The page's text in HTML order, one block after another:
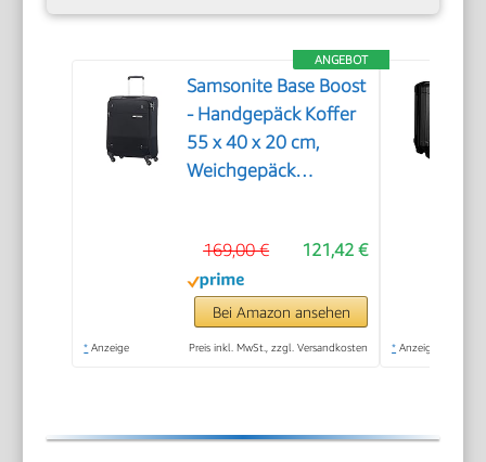
ANGEBOT
Samsonite Base Boost
- Handgepäck Koffer
55 x 40 x 20 cm,
Weichgepäck
geeignet, inkl. Ryanair
& EasyJet, TSA-
Schloss, Leicht, 39 L,
Schwarz (Black)
121,42 €
169,00 €
Bei Amazon ansehen
* Anzeige Preis inkl. MwSt., zzgl. Versandkosten * Anzeige